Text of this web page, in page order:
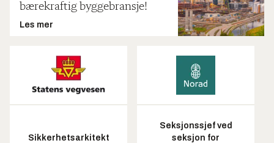
bærekraftig byggebransje!
Les mer
Sikkerhetsarkitekt
Seksjonssjef ved
seksjon for